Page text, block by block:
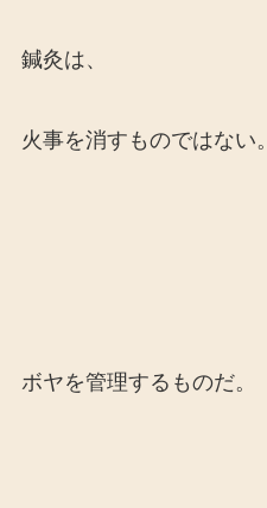
鍼灸は、
火事を消すものではない。
ボヤを管理するものだ。